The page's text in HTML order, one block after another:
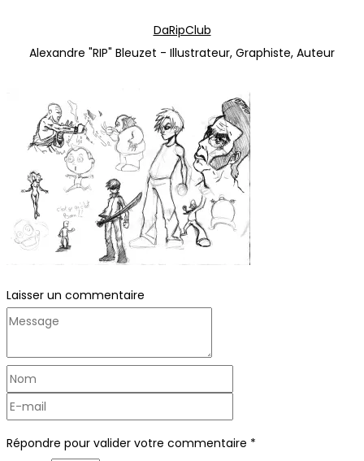
navigation
au
DaRipClub
Alexandre "RIP" Bleuzet - Illustrateur, Graphiste, Auteur
Laisser un commentaire
Répondre pour valider votre commentaire *